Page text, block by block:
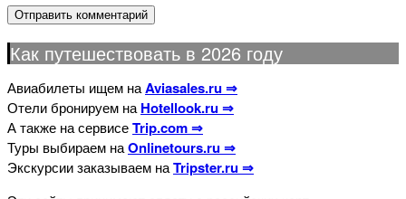
Как путешествовать в 2026 году
Авиабилеты ищем наAviasales.ru ⇒
Отели бронируем наHotellook.ru ⇒
А также на сервисеTrip.com ⇒
Туры выбираем наOnlinetours.ru ⇒
Экскурсии заказываем наTripster.ru ⇒